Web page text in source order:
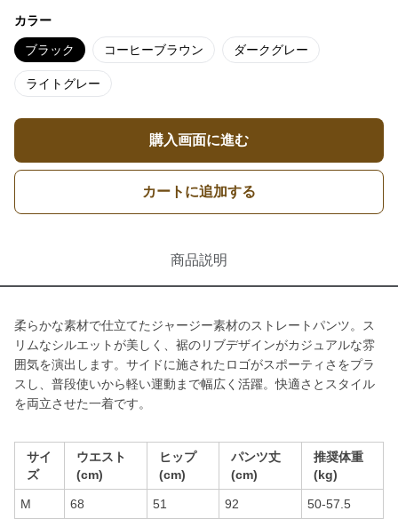
カラー
ブラック コーヒーブラウン ダークグレー
ライトグレー
購入画面に進む
カートに追加する
商品説明
柔らかな素材で仕立てたジャージー素材のストレートパンツ。ス
リムなシルエットが美しく、裾のリブデザインがカジュアルな雰
囲気を演出します。サイドに施されたロゴがスポーティさをプラ
スし、普段使いから軽い運動まで幅広く活躍。快適さとスタイル
を両立させた一着です。
サイ
ズ
ウエスト
(cm)
ヒップ
(cm)
パンツ丈
(cm)
推奨体重
(kg)
M 68 51 92 50-57.5